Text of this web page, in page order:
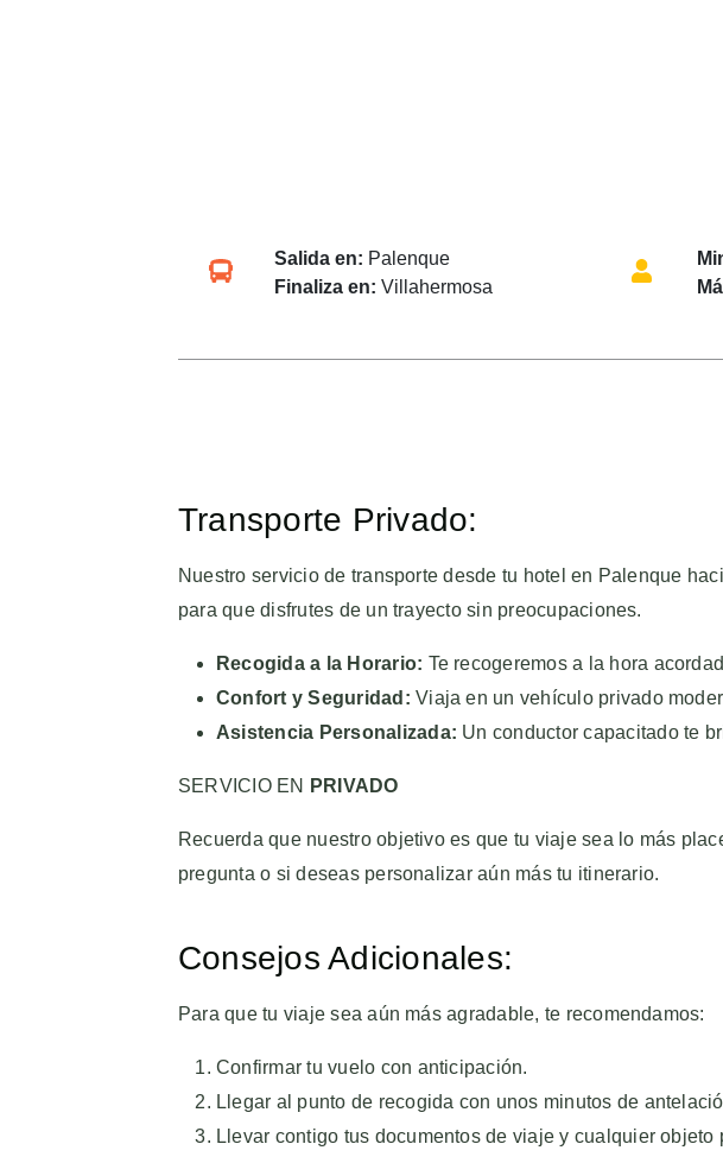
Salida en: Palenque
Finaliza en:Villahermosa
Transporte Privado:
Nuestro servicio de transporte desde tu hotel en Palenque
para que disfrutes de un trayecto sin preocupaciones.
Recogida a la Horario: Te recogeremos a la hora
Confort y Seguridad: Viaja en un vehículo privado
Asistencia Personalizada: Un conductor capacitado te
SERVICIO EN PRIVADO
Recuerda que nuestro objetivo es que tu viaje sea lo más
pregunta o si deseas personalizar aún más tu itinerario.
Consejos Adicionales:
Para que tu viaje sea aún más agradable, te recomendamos:
Confirmar tu vuelo con anticipación.
Llegar al punto de recogida con unos minutos de
Llevar contigo tus documentos de viaje y cualquier objeto